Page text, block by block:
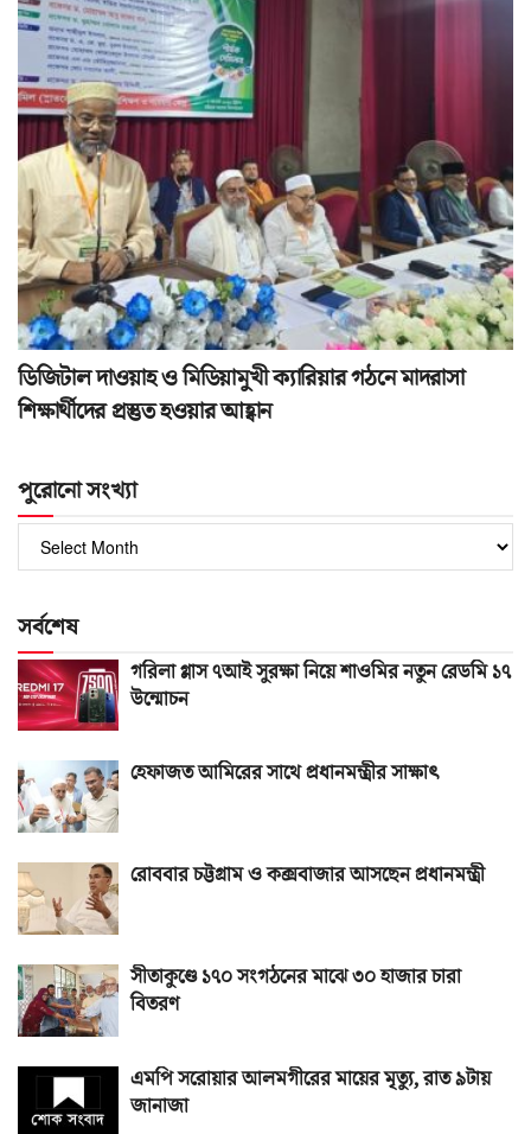
ডিজিটাল দাওয়াহ ও মিডিয়ামুখী ক্যারিয়ার গঠনে মাদরাসা
শিক্ষার্থীদের প্রস্তুত হওয়ার আহ্বান
পুরোনো সংখ্যা
সংখ্যা
সর্বশেষ
গরিলা গ্লাস ৭আই সুরক্ষা নিয়ে শাওমির নতুন রেডমি ১৭
উন্মোচন
হেফাজত আমিরের সাথে প্রধানমন্ত্রীর সাক্ষাৎ
রোববার চট্টগ্রাম ও কক্সবাজার আসছেন প্রধানমন্ত্রী
সীতাকুণ্ডে ১৭০ সংগঠনের মাঝে ৩০ হাজার চারা
বিতরণ
এমপি সরোয়ার আলমগীরের মায়ের মৃত্যু, রাত ৯টায়
জানাজা